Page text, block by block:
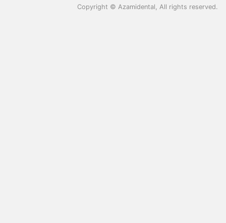
Copyright © Azamidental , All rights reserved.